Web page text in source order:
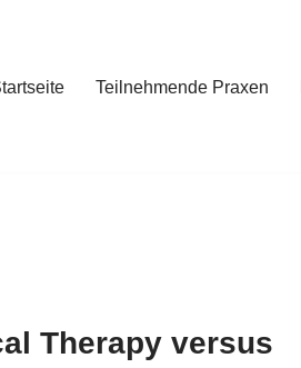
Teilnehmende Praxen
Therapy versus